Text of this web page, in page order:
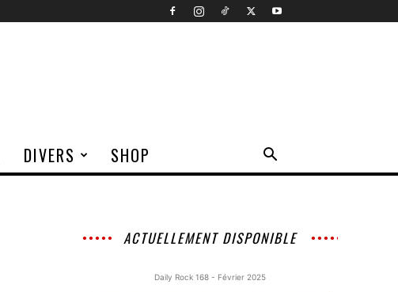
DIVERS SHOP
ACTUELLEMENT DISPONIBLE
Daily Rock 168 - Février 2025